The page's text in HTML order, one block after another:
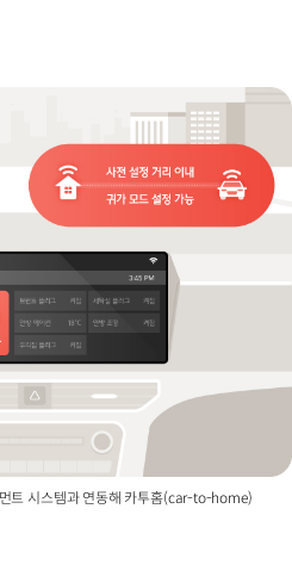
트 시스템과 연동해 카투홈(car-to-home)